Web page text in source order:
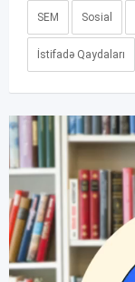
SEM Sosial
İstifadə Qaydaları